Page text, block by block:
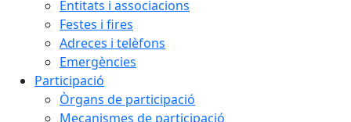
Entitats i associacions
Festes i fires
Adreces i telèfons
Emergències
Participació
Òrgans de participació
Mecanismes de participació